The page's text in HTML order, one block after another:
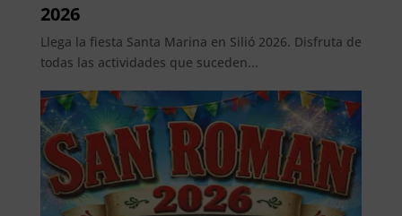
2026
Llega la fiesta Santa Marina en Silió 2026. Disfruta de
todas las actividades que suceden...